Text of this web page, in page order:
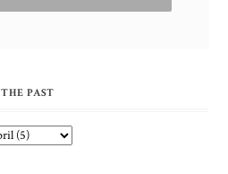
THE PAST